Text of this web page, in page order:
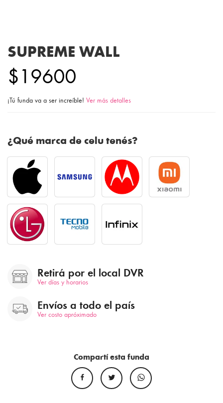
SUPREME WALL
$19600
¡Tú funda va a ser increíble! Ver más detalles
¿Qué marca de celu tenés?
Retirá por el local DVR
Ver días y horarios
Envíos a todo el país
Ver costo apróximado
Compartí esta funda